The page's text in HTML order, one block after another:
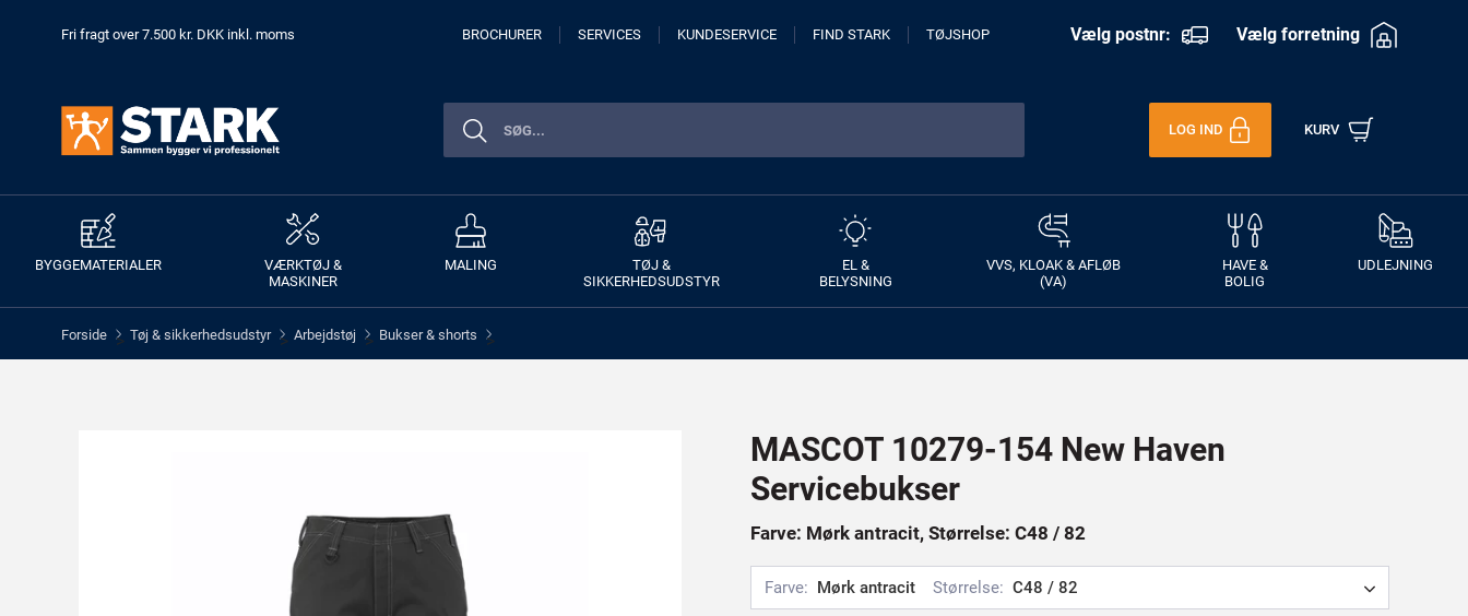
Fri fragt over 7.500 kr. DKK inkl. moms BROCHURER SERVICES KUNDESERVICE FIND STARK TØJSHOP Vælg postnr: Vælg forretning
LOG IND KURV
BYGGEMATERIALER
VÆRKTØJ &
MASKINER
MALING
TØJ &
SIKKERHEDSUDSTYR
EL &
BELYSNING
VVS, KLOAK & AFLØB
(VA)
HAVE &
BOLIG
UDLEJNING
Forside > Tøj & sikkerhedsudstyr > Arbejdstøj > Bukser & shorts >
MASCOT 10279-154 New Haven
Servicebukser
Farve: Mørk antracit, Størrelse: C48 / 82
Farve: Mørk antracit Størrelse: C48 / 82